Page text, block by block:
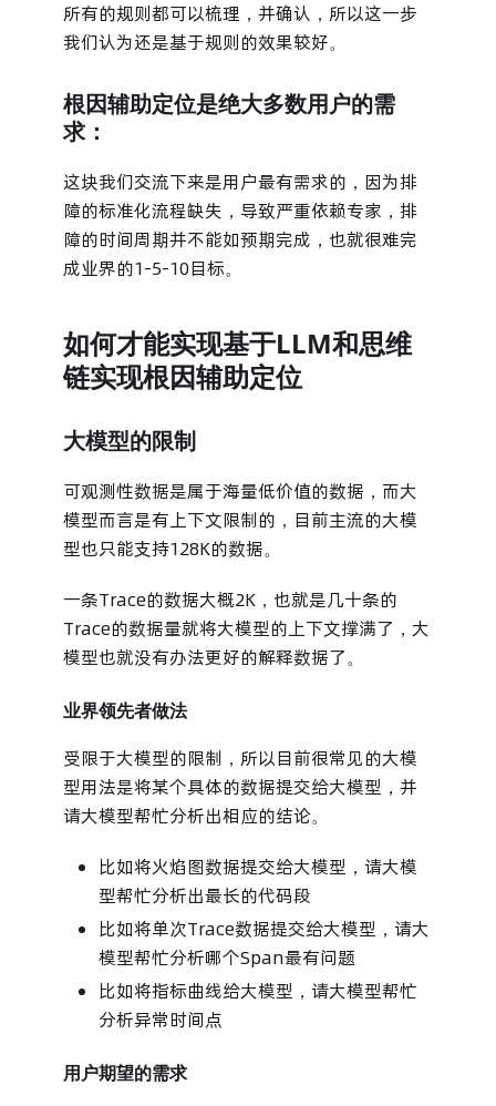
所有的规则都可以梳理，并确认，所以这一步
我们认为还是基于规则的效果较好。
根因辅助定位是绝大多数用户的需
求：
这块我们交流下来是用户最有需求的，因为排
障的标准化流程缺失，导致严重依赖专家，排
障的时间周期并不能如预期完成，也就很难完
成业界的1-5-10目标。
如何才能实现基于LLM和思维
链实现根因辅助定位
大模型的限制
可观测性数据是属于海量低价值的数据，而大
模型而言是有上下文限制的，目前主流的大模
型也只能支持128K的数据。
一条Trace的数据大概2K，也就是几十条的
Trace的数据量就将大模型的上下文撑满了，大
模型也就没有办法更好的解释数据了。
业界领先者做法
受限于大模型的限制，所以目前很常见的大模
型用法是将某个具体的数据提交给大模型，并
请大模型帮忙分析出相应的结论。
比如将火焰图数据提交给大模型，请大模
型帮忙分析出最长的代码段
比如将单次Trace数据提交给大模型，请大
模型帮忙分析哪个Span最有问题
比如将指标曲线给大模型，请大模型帮忙
分析异常时间点
用户期望的需求